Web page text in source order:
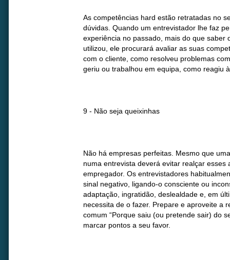
As competências hard estão retratadas no
dúvidas. Quando um entrevistador lhe faz
experiência no passado, mais do que saber
utilizou, ele procurará avaliar as suas
com o cliente, como resolveu problemas
geriu ou trabalhou em equipa, como reagiu
9 - Não seja queixinhas
Não há empresas perfeitas. Mesmo que
numa entrevista deverá evitar realçar esses
empregador. Os entrevistadores
sinal negativo, ligando-o consciente ou
adaptação, ingratidão, deslealdade e, em
necessita de o fazer. Prepare e aproveite a
comum “Porque saiu (ou pretende sair) do
marcar pontos a seu favor.